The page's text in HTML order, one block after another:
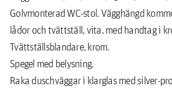
Golvmonterad WC-stol. Vägghängd
lådor och tvättställ, vita, med handtag i
Tvättställsblandare, krom.
Spegel med belysning.
Raka duschväggar i klarglas med silver-